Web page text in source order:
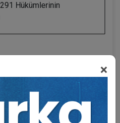
×
Hükümlerinin